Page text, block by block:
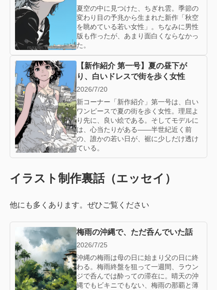
夏空の中に見つけた、ちぎれ雲。季節の
変わり目の予兆から生まれた新作「秋空
を眺めている若い女性」。ちなみに男性
版も作ったが、あまり面白くならなかっ
た。
【新作紹介 第一号】夏の昼下が
り、白いドレスで街を歩く女性
2026/7/20
新コーナー「新作紹介」第一号は、白い
ワンピースで夏の街を歩く女性。理屈よ
り先に、良い絵である。そしてモデルに
は、心当たりがある——半世紀近く前
の、誰かの若い日が、裾に少しだけ透け
ている。
イラスト制作裏話（エッセイ）
他にも多くあります。ぜひご覧ください
梅雨の沖縄で、ただ呑んでいた話
2026/7/25
沖縄の梅雨は母の日に始まり父の日に終
わる。梅雨終盤を狙って一週間、ラウン
ジで呑んでは酔っての滞在に。晴天の沖
縄でもビキニでもない、梅雨の那覇と薄